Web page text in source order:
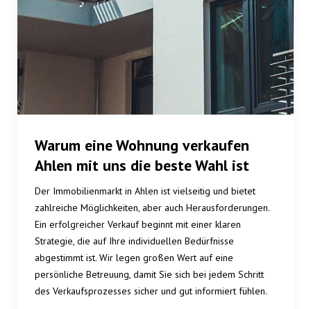
Warum eine Wohnung verkaufen
Ahlen mit uns die beste Wahl ist
Der Immobilienmarkt in Ahlen ist vielseitig und bietet
zahlreiche Möglichkeiten, aber auch Herausforderungen.
Ein erfolgreicher Verkauf beginnt mit einer klaren
Strategie, die auf Ihre individuellen Bedürfnisse
abgestimmt ist. Wir legen großen Wert auf eine
persönliche Betreuung, damit Sie sich bei jedem Schritt
des Verkaufsprozesses sicher und gut informiert fühlen.